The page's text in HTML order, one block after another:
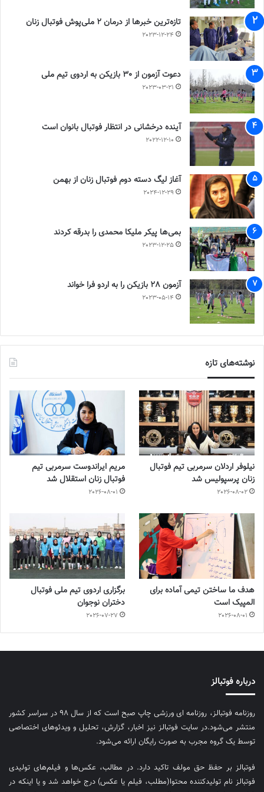
تازه‌ترین خبرها از درمان ۲ ملی‌پوش فوتبال زنان
2023-12-24
دعوت آزمون از 30 بازیکن به اردوی تیم ملی
2023-03-21
آینده درخشانی در انتظار فوتبال بانوان است
2022-12-10
آغاز لیگ دسته دوم فوتبال زنان از بهمن
2024-12-29
بمی‌ها پیکر ملیکا محمدی را بدرقه کردند
2023-12-25
آزمون 28 بازیکن را به اردو فرا خواند
2023-05-14
نوشته‌های تازه
نیلوفر اردلان سرمربی تیم فوتبال
زنان پرسپولیس شد
2026-08-02
مریم ایراندوست سرمربی تیم
فوتبال زنان استقلال شد
2026-08-01
هدف ما ساختن تیمی آماده برای
المپیک است
2026-08-01
برگزاری اردوی تیم ملی فوتبال
دختران نوجوان
2026-07-27
درباره فوتبالز
روزنامه فوتبالز، روزنامه ای ورزشی چاپ صبح است که از سال ۹۸ در سراسر کشور
منتشر می‌شود.در سایت فوتبالز نیز اخبار، گزارش، تحلیل و ویدئوهای اختصاصی
توسط یک گروه مجرب به صورت رایگان ارائه می‌شود.
فوتبالز بر حفظ حق مولف تاکید دارد. در مطالب، عکس‌ها و فیلم‌های تولیدی
فوتبالز نام تولیدکننده محتوا(مطلب، فیلم یا عکس) درج خواهد شد و یا اینکه در